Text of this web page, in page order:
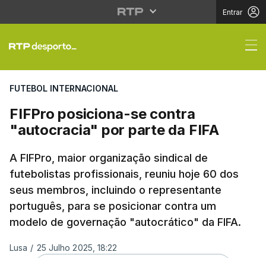
Entrar
FIFPro posiciona-se
FUTEBOL INTERNACIONAL
FIFPro posiciona-se contra
"autocracia" por parte da FIFA
A FIFPro, maior organização sindical de
futebolistas profissionais, reuniu hoje 60 dos
seus membros, incluindo o representante
português, para se posicionar contra um
modelo de governação "autocrático" da FIFA.
Lusa / 25 Julho 2025, 18:22